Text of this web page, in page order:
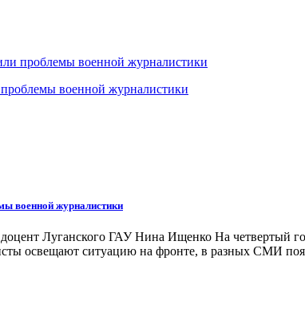
проблемы военной журналистики
военной журналистики
Луганского ГАУ Нина Ищенко На четвертый
освещают ситуацию на фронте, в разных СМИ